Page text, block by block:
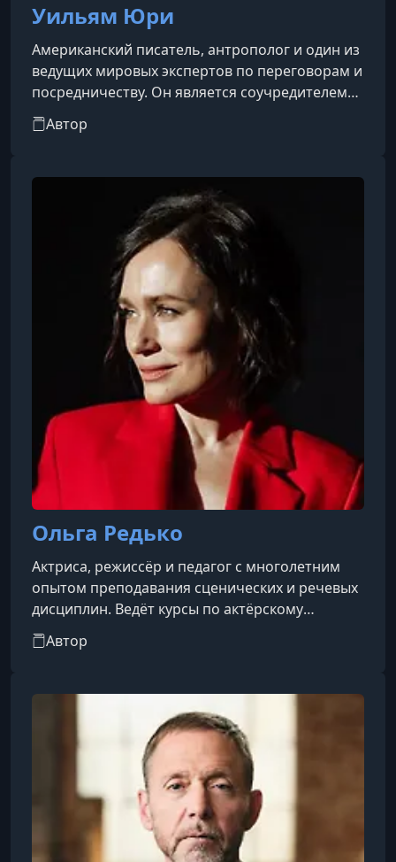
Уильям Юри
Американский писатель, антрополог и один из
ведущих мировых экспертов по переговорам и
посредничеству. Он является соучредителем
Гарвардского переговорного проекта и
автором бестселлера «Переговоры без
соавторстве с Роджером Фишером и Брюсом
Автор
Ольга Редько
Актриса, режиссёр и педагог с многолетним
опытом преподавания сценических и речевых
дисциплин. Ведёт курсы по актёрскому
мастерству, технике речи, риторике и
искусству публичного выступления. Также
индивидуальный наставник.Ольга помогает
ученикам освободиться от речевых и
психофизиологических зажимов, преодолеть
последствия логоневрозов и психологических
травм, связанных с речью. Она ставит
дыхание, голос,
Автор